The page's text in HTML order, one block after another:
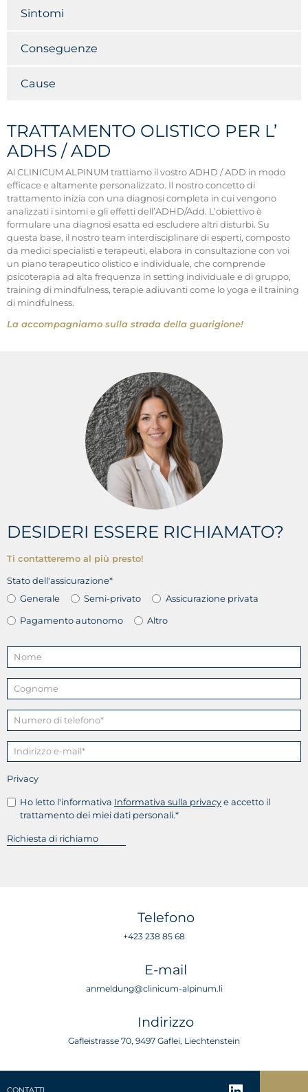
Sintomi
Conseguenze
Cause
TRATTAMENTO OLISTICO PER L’
ADHS / ADD
Al CLINICUM ALPINUM trattiamo il vostro ADHD / ADD in modo
efficace e altamente personalizzato. Il nostro concetto di
trattamento inizia con una diagnosi completa in cui vengono
analizzati i sintomi e gli effetti dell’ADHD/Add. L’obiettivo è
formulare una diagnosi esatta ed escludere altri disturbi. Su
questa base, il nostro team interdisciplinare di esperti, composto
da medici specialisti e terapeuti, elabora in consultazione con voi
un piano terapeutico olistico e individuale, che comprende
psicoterapia ad alta frequenza in setting individuale e di gruppo,
training di mindfulness, terapie adiuvanti come lo yoga e il training
di mindfulness.
La accompagniamo sulla strada della guarigione!
DESIDERI ESSERE RICHIAMATO?
Ti contatteremo al più presto!
Stato dell'assicurazione*
Generale
Semi-privato Assicurazione privata
Pagamento autonomo Altro
Privacy
Ho letto l'informativa Informativa sulla privacye accetto il
trattamento dei miei dati personali.*
Telefono
+423 238 85 68
E-mail
anmeldung@clinicum-alpinum.li
Indirizzo
Gafleistrasse 70, 9497 Gaflei, Liechtenstein
CONTATTI